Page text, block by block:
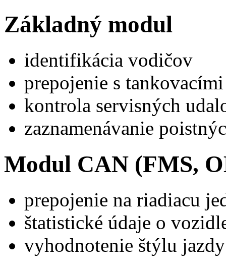
Základný modul
identifikácia vodičov
prepojenie s
kontrola servisných
zaznamenávanie
Modul CAN (FMS,
prepojenie na riadiacu
štatistické údaje o
vyhodnotenie štýlu